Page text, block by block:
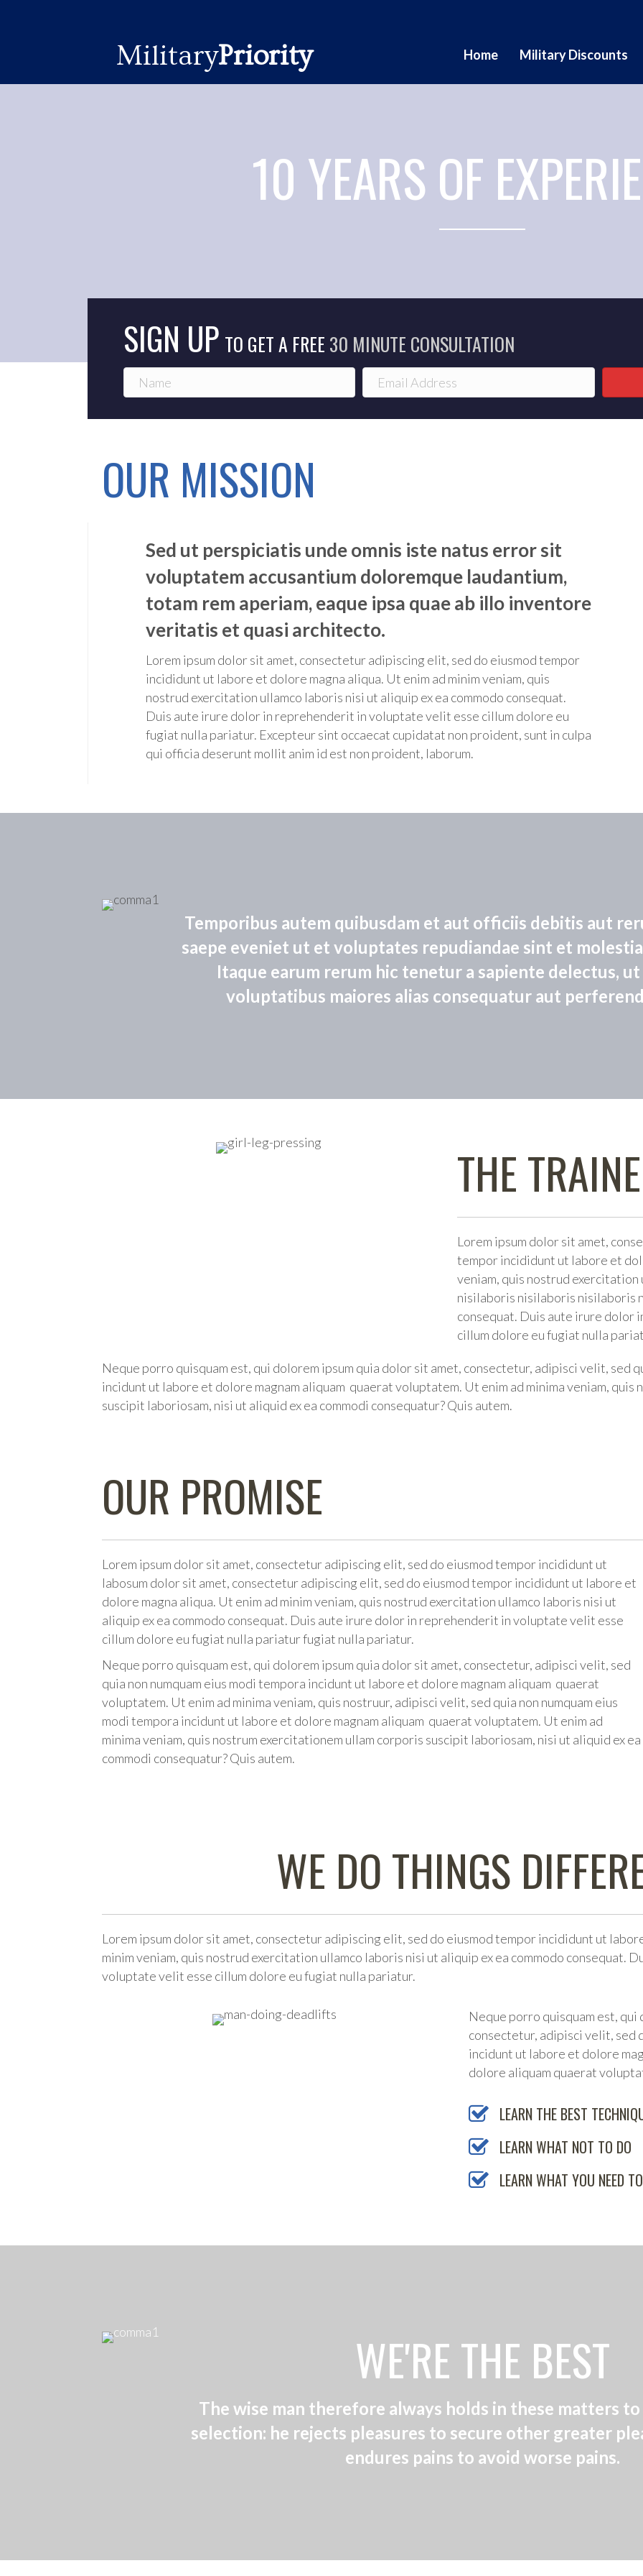
MilitaryPriority Home Military Discounts
10 YEARS OF
SIGN UP TO GET A FREE 30 MINUTE CONSULTATION
OUR MISSION
Sed ut perspiciatis unde omnis iste natus error sit
voluptatem accusantium doloremque laudantium,
totam rem aperiam, eaque ipsa quae ab illo inventore
veritatis et quasi architecto.
Lorem ipsum dolor sit amet, consectetur adipiscing elit, sed do eiusmod tempor
incididunt ut labore et dolore magna aliqua. Ut enim ad minim veniam, quis
nostrud exercitation ullamco laboris nisi ut aliquip ex ea commodo consequat.
Duis aute irure dolor in reprehenderit in voluptate velit esse cillum dolore eu
fugiat nulla pariatur. Excepteur sint occaecat cupidatat non proident, sunt in culpa
qui officia deserunt mollit anim id est non proident, laborum.
Temporibus autem quibusdam et aut officiis debitis aut
saepe eveniet ut et voluptates repudiandae sint et
Itaque earum rerum hic tenetur a sapiente delectus,
voluptatibus maiores alias consequatur aut
THE
Lorem ipsum dolor sit amet,
tempor incididunt ut labore et
veniam, quis nostrud
nisilaboris nisilaboris nisilaboris
consequat. Duis aute irure
cillum dolore eu fugiat nulla
Neque porro quisquam est, qui dolorem ipsum quia dolor sit amet, consectetur, adipisci velit, sed
incidunt ut labore et dolore magnam aliquam quaerat voluptatem. Ut enim ad minima veniam,
suscipit laboriosam, nisi ut aliquid ex ea commodi consequatur? Quis autem.
OUR PROMISE
Lorem ipsum dolor sit amet, consectetur adipiscing elit, sed do eiusmod tempor incididunt ut
labosum dolor sit amet, consectetur adipiscing elit, sed do eiusmod tempor incididunt ut labore et
dolore magna aliqua. Ut enim ad minim veniam, quis nostrud exercitation ullamco laboris nisi ut
aliquip ex ea commodo consequat. Duis aute irure dolor in reprehenderit in voluptate velit esse
cillum dolore eu fugiat nulla pariatur fugiat nulla pariatur.
Neque porro quisquam est, qui dolorem ipsum quia dolor sit amet, consectetur, adipisci velit, sed
quia non numquam eius modi tempora incidunt ut labore et dolore magnam aliquam quaerat
voluptatem. Ut enim ad minima veniam, quis nostruur, adipisci velit, sed quia non numquam eius
modi tempora incidunt ut labore et dolore magnam aliquam quaerat voluptatem. Ut enim ad
minima veniam, quis nostrum exercitationem ullam corporis suscipit laboriosam, nisi ut aliquid ex ea
commodi consequatur? Quis autem.
WE DO THINGS
Lorem ipsum dolor sit amet, consectetur adipiscing elit, sed do eiusmod tempor incididunt ut
minim veniam, quis nostrud exercitation ullamco laboris nisi ut aliquip ex ea commodo consequat.
voluptate velit esse cillum dolore eu fugiat nulla pariatur.
Neque porro quisquam est,
consectetur, adipisci velit, sed
incidunt ut labore et dolore
dolore aliquam quaerat
LEARN THE BEST
LEARN WHAT NOT TO DO
LEARN WHAT YOU NEED
WE'RE THE BEST
The wise man therefore always holds in these matters
selection: he rejects pleasures to secure other greater
endures pains to avoid worse pains.